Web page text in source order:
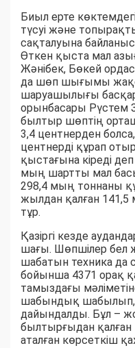
Биыл ерте
түсуі және
сақталуына
Өткен қыста мал
Жәнібек, Бөкей
да шөп шығымы
шаруашылығы
орынбасары Рүстем
былтыр шөптің
3,4 центнерден
центнерді құрап
қыстағына кіреді
мың шартты мал
298,4 мың тоннаны
жылдан қалған
тұр.
Қазіргі кезде
шағы. Шөпшілер бел
шабатын техника да
бойынша 4371 орақ
тамыздағы
шабындық шабылып,
дайындалды. Бұл –
былтырғыдан қалған
аталған көрсеткіш